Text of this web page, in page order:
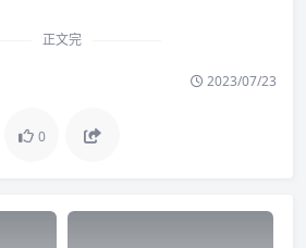
正文完
2023/07/23
0